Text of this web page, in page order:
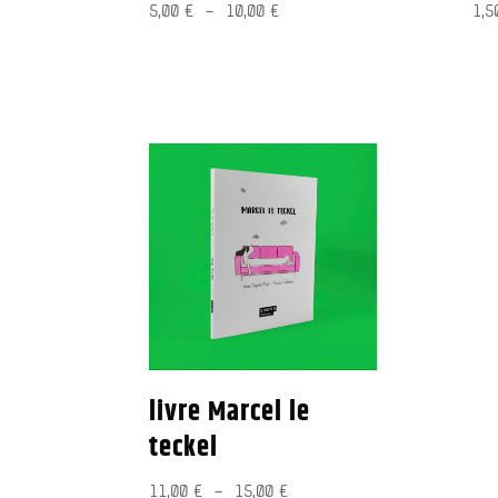
5,00€ – 10,00€
livre Marcel le
teckel
11,00€ – 15,00€